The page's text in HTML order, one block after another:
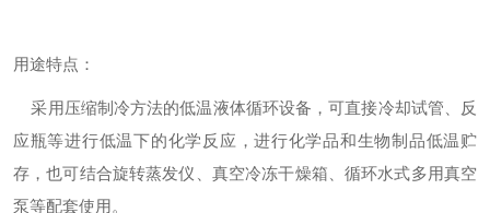
用途特点：
采用压缩制冷方法的低温液体循环设备，可直接冷却试管、反
应瓶等进行低温下的化学反应，进行化学品和生物制品低温贮
存，也可结合旋转蒸发仪、真空冷冻干燥箱、循环水式多用真空
泵等配套使用。